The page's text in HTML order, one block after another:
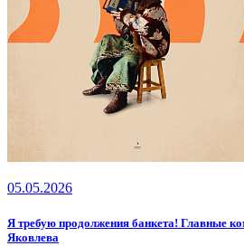
05.05.2026
Я требую продолжения банкета! Главные
Яковлева